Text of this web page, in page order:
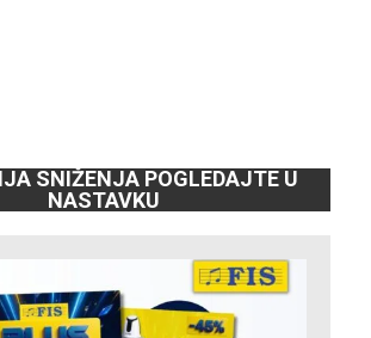
SNIŽENJA POGLEDAJTE U
NASTAVKU